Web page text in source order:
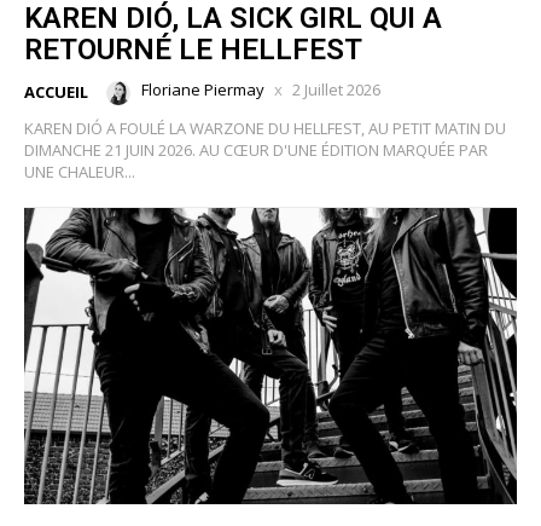
KAREN DIÓ, LA SICK GIRL QUI A
RETOURNÉ LE HELLFEST
ACCUEIL Floriane Piermay
2 Juillet 2026
KAREN DIÓ A FOULÉ LA WARZONE DU HELLFEST, AU PETIT MATIN DU
DIMANCHE 21 JUIN 2026. AU CŒUR D'UNE ÉDITION MARQUÉE PAR
UNE CHALEUR...